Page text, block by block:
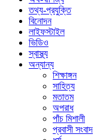
তথ্য-প্রযুক্তি
বিনোদন
লাইফস্টাইল
ভিডিও
স্বাস্থ্য
অন্যান্য
শিক্ষাঙ্গন
সাহিত্য
মতাতম
অপরাধ
পাঁচ মিশালী
প্রবাসী সংবাদ